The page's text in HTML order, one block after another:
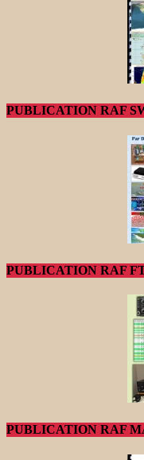
PUBLICATION RAF
PUBLICATION RAF
PUBLICATION RAF